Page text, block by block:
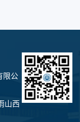
限公
山西